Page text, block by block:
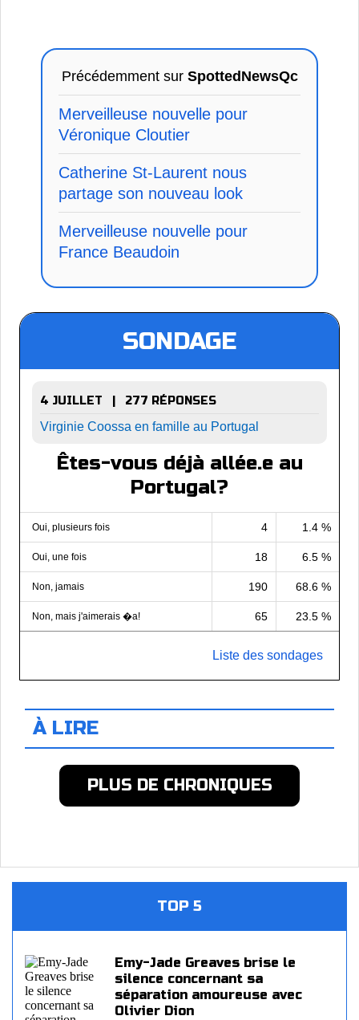
Précédemment sur SpottedNewsQc
Merveilleuse nouvelle pour
Véronique Cloutier
Catherine St-Laurent nous
partage son nouveau look
Merveilleuse nouvelle pour
France Beaudoin
SONDAGE
4 JUILLET | 277 RÉPONSES
Virginie Coossa en famille au Portugal
Êtes-vous déjà allée.e au
Portugal?
Oui, plusieurs fois 4 1.4 %
Oui, une fois 18 6.5 %
Non, jamais 190 68.6 %
Non, mais j'aimerais �a! 65 23.5 %
Liste des sondages
À LIRE
PLUS DE CHRONIQUES
TOP 5
Emy-Jade Greaves brise le
silence concernant sa
séparation amoureuse avec
Olivier Dion